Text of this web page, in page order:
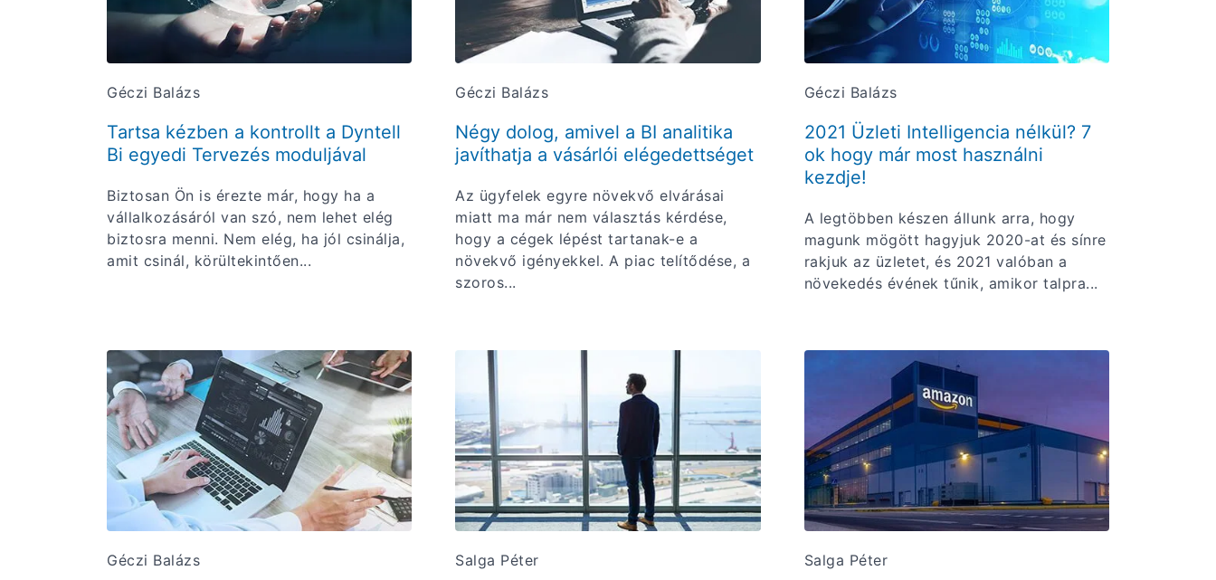
Géczi Balázs
Tartsa kézben a kontrollt a Dyntell
Bi egyedi Tervezés moduljával
Biztosan Ön is érezte már, hogy ha a
vállalkozásáról van szó, nem lehet elég
biztosra menni. Nem elég, ha jól csinálja,
amit csinál, körültekintően...
Géczi Balázs
Négy dolog, amivel a BI analitika
javíthatja a vásárlói elégedettséget
Az ügyfelek egyre növekvő elvárásai
miatt ma már nem választás kérdése,
hogy a cégek lépést tartanak-e a
növekvő igényekkel. A piac telítődése, a
szoros...
Géczi Balázs
2021 Üzleti Intelligencia nélkül? 7
ok hogy már most használni
kezdje!
A legtöbben készen állunk arra, hogy
magunk mögött hagyjuk 2020-at és sínre
rakjuk az üzletet, és 2021 valóban a
növekedés évének tűnik, amikor talpra...
Géczi Balázs Salga Péter Salga Péter